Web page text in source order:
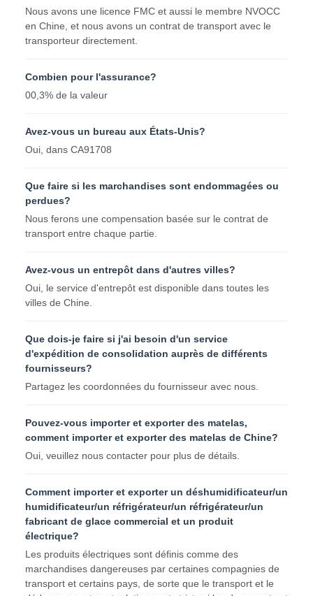
Nous avons une licence FMC et aussi le membre NVOCC
en Chine, et nous avons un contrat de transport avec le
transporteur directement.
Combien pour l'assurance?
00,3% de la valeur
Avez-vous un bureau aux États-Unis?
Oui, dans CA91708
Que faire si les marchandises sont endommagées ou
perdues?
Nous ferons une compensation basée sur le contrat de
transport entre chaque partie.
Avez-vous un entrepôt dans d'autres villes?
Oui, le service d'entrepôt est disponible dans toutes les
villes de Chine.
Que dois-je faire si j'ai besoin d'un service
d'expédition de consolidation auprès de différents
fournisseurs?
Partagez les coordonnées du fournisseur avec nous.
Pouvez-vous importer et exporter des matelas,
comment importer et exporter des matelas de Chine?
Oui, veuillez nous contacter pour plus de détails.
Comment importer et exporter un déshumidificateur/un
humidificateur/un réfrigérateur/un réfrigérateur/un
fabricant de glace commercial et un produit
électrique?
Les produits électriques sont définis comme des
marchandises dangereuses par certaines compagnies de
transport et certains pays, de sorte que le transport et le